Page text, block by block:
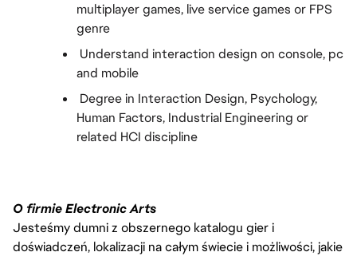
multiplayer games, live service games or FPS
genre
Understand interaction design on console, pc
and mobile
Degree in Interaction Design, Psychology,
Human Factors, Industrial Engineering or
related HCI discipline
O firmie Electronic Arts
Jesteśmy dumni z obszernego katalogu gier i
doświadczeń, lokalizacji na całym świecie i możliwości, jakie